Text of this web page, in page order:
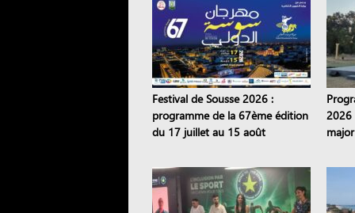
Festival de Sousse 2026 :
programme de la 67ème édition
du 17 juillet au 15 août
2026